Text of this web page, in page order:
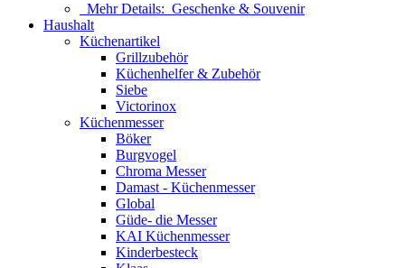
Mehr Details: Geschenke & Souvenir
Haushalt
Küchenartikel
Grillzubehör
Küchenhelfer & Zubehör
Siebe
Victorinox
Küchenmesser
Böker
Burgvogel
Chroma Messer
Damast - Küchenmesser
Global
Güde- die Messer
KAI Küchenmesser
Kinderbesteck